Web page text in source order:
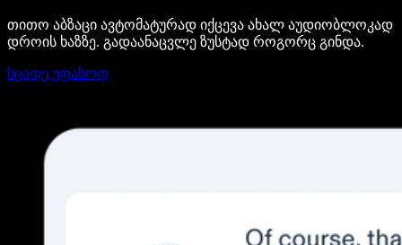
თითო აბზაცი ავტომატურად იქცევა ახალ აუდიობლოკად
დროის ხაზზე. გადაანაცვლე ზუსტად როგორც გინდა.
სცადე უფასოდ